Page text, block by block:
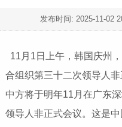
发布时间: 2025-11-02
11月1日上午，韩国庆州
合组织第三十二次领导人
中方将于明年11月在广东
领导人非正式会议。这是